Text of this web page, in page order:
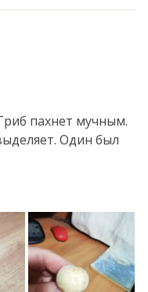
пахнет мучным.
Один был